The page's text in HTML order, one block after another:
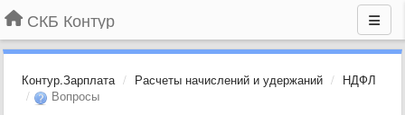
СКБ Контур
Контур.Зарплата Расчеты начислений и удержаний
НДФЛ
Вопросы